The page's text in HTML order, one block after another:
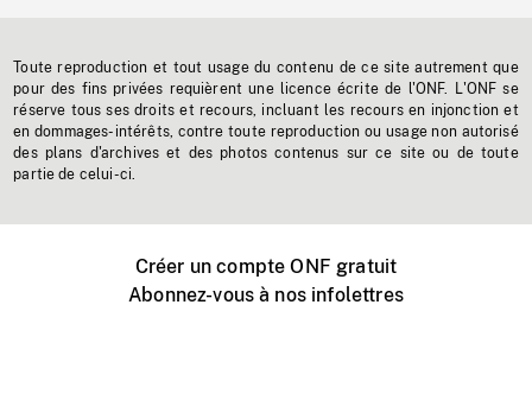
Toute reproduction et tout usage du contenu de ce site autrement que
pour des fins privées requièrent une licence écrite de l'ONF. L'ONF se
réserve tous ses droits et recours, incluant les recours en injonction et
en dommages-intérêts, contre toute reproduction ou usage non autorisé
des plans d'archives et des photos contenus sur ce site ou de toute
partie de celui-ci.
Créer un compte ONF gratuit
Abonnez-vous à nos infolettres